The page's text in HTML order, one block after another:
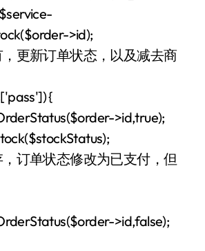
>id);
更新订单状态，以及减去商
{
>id,true);
订单状态修改为已支付，但
>id,false);